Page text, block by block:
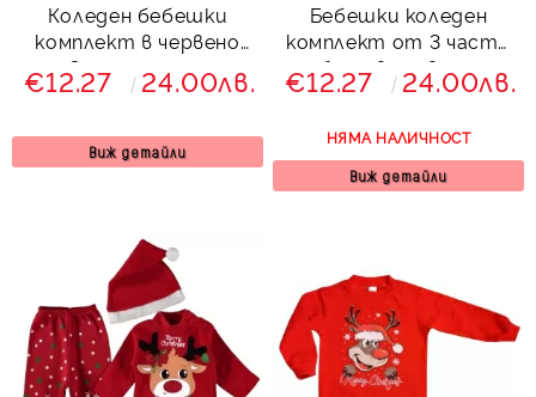
Коледен бебешки
комплект в червено
от 3 части с еленче
€12.27 24.00лв.
Виж детайли
Бебешки коледен
комплект от 3 части
- боди в червено с
еленче и шапка
€12.27 24.00лв.
НЯМА НАЛИЧНОСТ
Виж детайли